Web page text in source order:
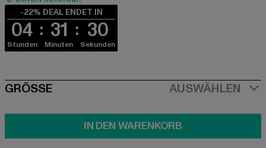
-22% DEAL ENDET IN
04
Stunden
31
Minuten
30
Sekunden
SIZE
GRÖSSE AUSWÄHLEN
IN DEN WARENKORB